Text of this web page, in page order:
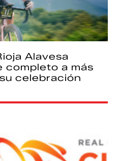
Alavesa
completo a más
celebración